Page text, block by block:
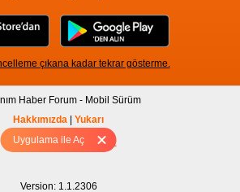
Uygulama ile Aç
çıkana kadar tekrar gösterme.
Haber Forum - Mobil Sürüm
Hakkımızda
Yukarı
Tam sürüm için Tıklayınız
Version: 1.1.2306